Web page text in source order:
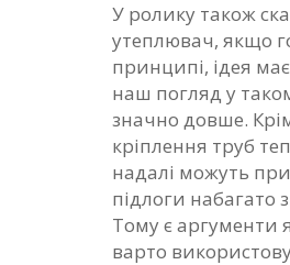
У ролику також
утеплювач, якщо
принципі, ідея
наш погляд у
значно довше.
кріплення труб
надалі можуть
підлоги набагато
Тому є аргументи
варто